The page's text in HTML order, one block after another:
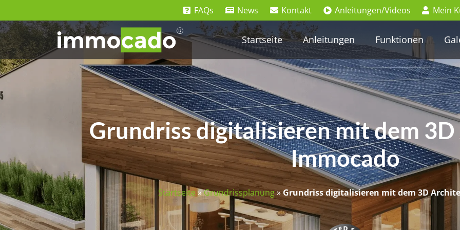
FAQs News Kontakt Anleitungen/Videos Mein
Startseite Anleitungen Funktionen
Grundriss digitalisieren mit dem
Immocado
Startseite»Grundrissplanung»Grundriss digitalisieren mit dem 3D